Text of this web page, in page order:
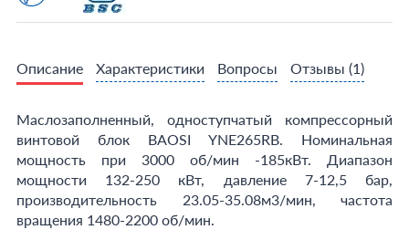
Описание Характеристики Вопросы Отзывы (1)
Маслозаполненный, одноступчатый компрессорный
винтовой блок BAOSI YNE265RB. Номинальная
мощность при 3000 об/мин -185кВт. Диапазон
мощности 132-250 кВт, давление 7-12,5 бар,
производительность 23.05-35.08м3/мин, частота
вращения 1480-2200 об/мин.